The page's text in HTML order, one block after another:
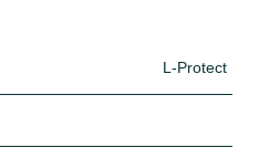
L-Protect